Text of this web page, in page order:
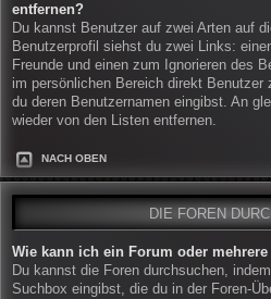
entfernen?
Du kannst Benutzer auf zwei Arten auf
Benutzerprofil siehst du zwei Links:
Freunde und einen zum Ignorieren des
im persönlichen Bereich direkt Benutzer
du deren Benutzernamen eingibst. An
wieder von den Listen entfernen.
NACH OBEN
DIE FOREN
Wie kann ich ein Forum oder
Du kannst die Foren durchsuchen,
Suchbox eingibst, die du in der Foren-